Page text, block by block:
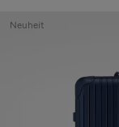
Neuheit